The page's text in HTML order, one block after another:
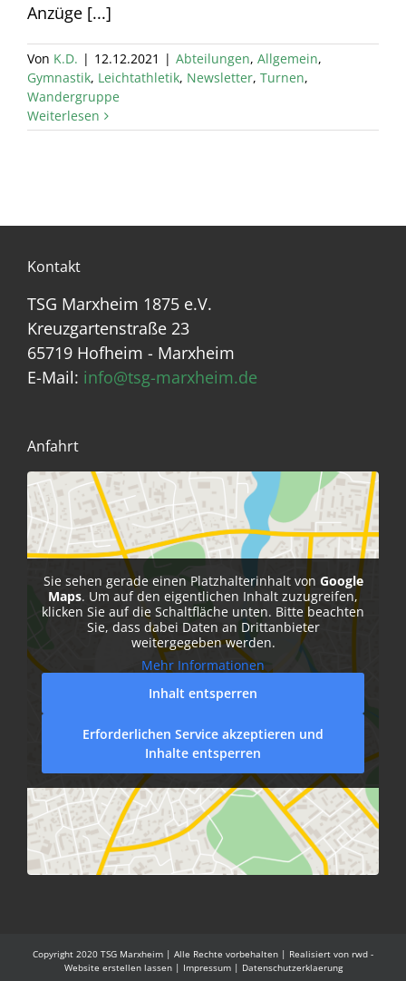
Anzüge [...]
Von K.D. | 12.12.2021 | Abteilungen, Allgemein,
Gymnastik, Leichtathletik, Newsletter, Turnen,
Wandergruppe
Weiterlesen
Kontakt
TSG Marxheim 1875 e.V.
Kreuzgartenstraße 23
65719 Hofheim - Marxheim
E-Mail: info@tsg-marxheim.de
Anfahrt
Sie sehen gerade einen Platzhalterinhalt von Google
Maps. Um auf den eigentlichen Inhalt zuzugreifen,
klicken Sie auf die Schaltfläche unten. Bitte beachten
Sie, dass dabei Daten an Drittanbieter
weitergegeben werden.
Mehr Informationen
Inhalt entsperren
Erforderlichen Service akzeptieren und
Inhalte entsperren
Copyright 2020 TSG Marxheim | Alle Rechte vorbehalten | Realisiert von rwd -
Website erstellen lassen| Impressum| Datenschutzerklaerung